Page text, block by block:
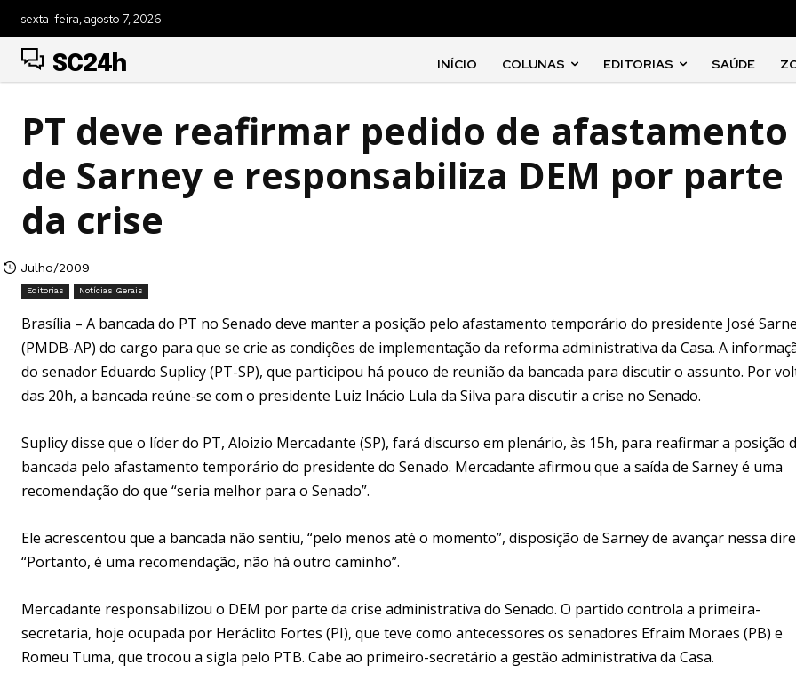
sexta-feira, agosto 7, 2026
SC24h INÍCIO COLUNAS EDITORIAS SAÚDE
PT deve reafirmar pedido de afastamento
de Sarney e responsabiliza DEM por parte
da crise
Julho/2009
Editorias Notícias Gerais
Brasília – A bancada do PT no Senado deve manter a posição pelo afastamento temporário do presidente José
(PMDB-AP) do cargo para que se crie as condições de implementação da reforma administrativa da Casa. A
do senador Eduardo Suplicy (PT-SP), que participou há pouco de reunião da bancada para discutir o assunto. Por
das 20h, a bancada reúne-se com o presidente Luiz Inácio Lula da Silva para discutir a crise no Senado.
Suplicy disse que o líder do PT, Aloizio Mercadante (SP), fará discurso em plenário, às 15h, para reafirmar a posição
bancada pelo afastamento temporário do presidente do Senado. Mercadante afirmou que a saída de Sarney é uma
recomendação do que “seria melhor para o Senado”.
Ele acrescentou que a bancada não sentiu, “pelo menos até o momento”, disposição de Sarney de avançar nessa
“Portanto, é uma recomendação, não há outro caminho”.
Mercadante responsabilizou o DEM por parte da crise administrativa do Senado. O partido controla a primeira-
secretaria, hoje ocupada por Heráclito Fortes (PI), que teve como antecessores os senadores Efraim Moraes (PB) e
Romeu Tuma, que trocou a sigla pelo PTB. Cabe ao primeiro-secretário a gestão administrativa da Casa.